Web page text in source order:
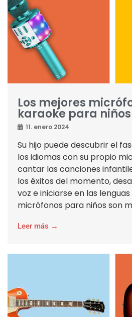
Los mejores
karaoke para niños
11. enero 2024
Su hijo puede descubrir el
los idiomas con su propio
cantar las canciones
los éxitos del momento,
voz e iniciarse en las
micrófonos para niños son
Leer más →